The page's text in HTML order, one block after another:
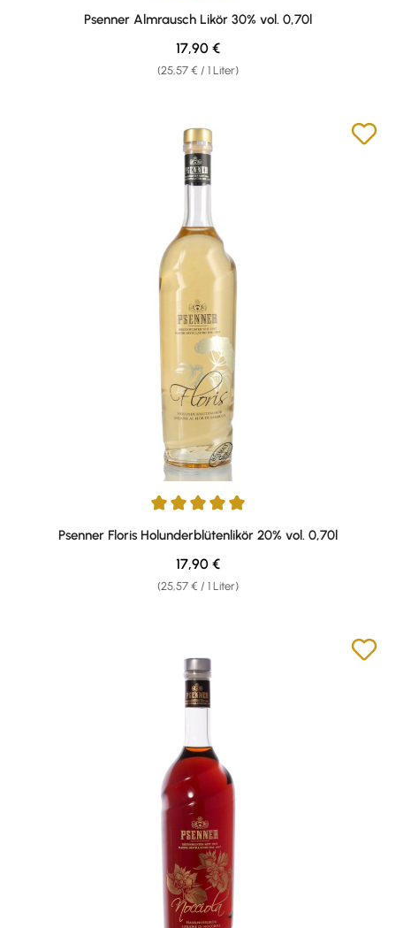
Durchschnittliche Bewertung von 4.5 von 5 Sternen
Psenner Almrausch Likör 30% vol. 0,70l
(25,57 € / 1 Liter)
Regulärer Preis:
17,90 €
Durchschnittliche Bewertung von 5 von 5 Sternen
Psenner Floris Holunderblütenlikör 20% vol. 0,70l
(25,57 € / 1 Liter)
Regulärer Preis:
17,90 €